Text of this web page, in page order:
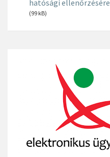
hatósági ellenőrzésére
(99 kB)